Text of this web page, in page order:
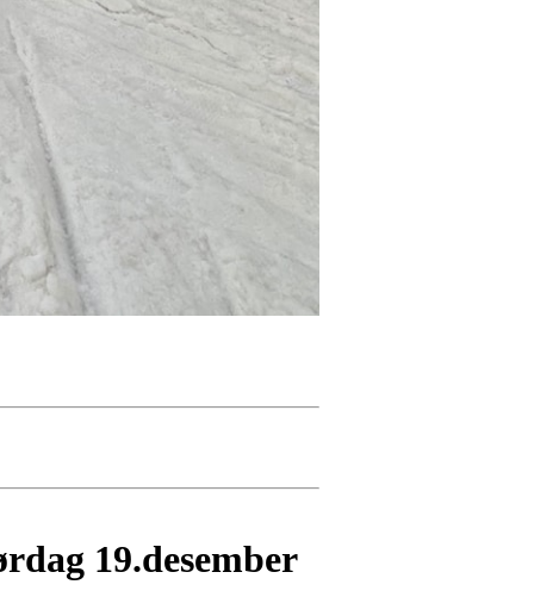
19.desember